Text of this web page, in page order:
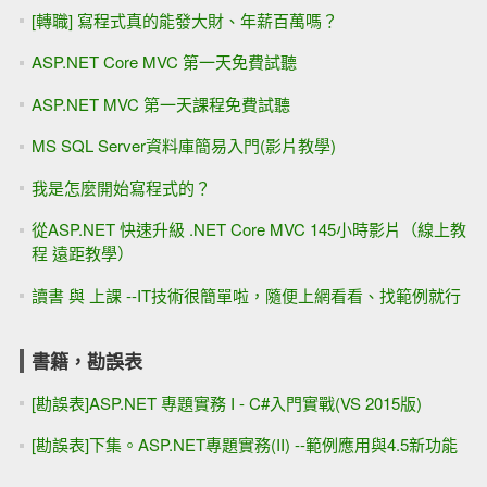
[轉職] 寫程式真的能發大財、年薪百萬嗎？
ASP.NET Core MVC 第一天免費試聽
ASP.NET MVC 第一天課程免費試聽
MS SQL Server資料庫簡易入門(影片教學)
我是怎麼開始寫程式的？
從ASP.NET 快速升級 .NET Core MVC 145小時影片（線上教
程 遠距教學）
讀書 與 上課 --IT技術很簡單啦，隨便上網看看、找範例就行
書籍，勘誤表
[勘誤表]ASP.NET 專題實務 I - C#入門實戰(VS 2015版)
[勘誤表]下集。ASP.NET專題實務(II) --範例應用與4.5新功能